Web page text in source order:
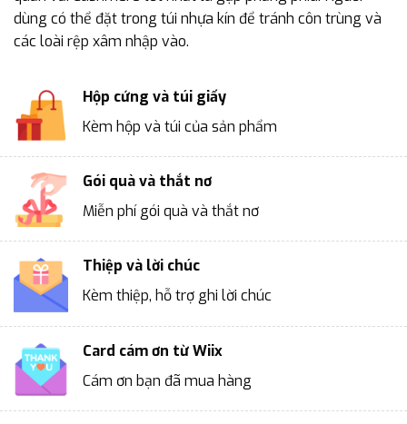
dùng có thể đặt trong túi nhựa kín để tránh côn trùng và
các loài rệp xâm nhập vào.
Hộp cứng và túi giấy
Kèm hộp và túi của sản phẩm
Gói quà và thắt nơ
Miễn phí gói quà và thắt nơ
Thiệp và lời chúc
Kèm thiệp, hỗ trợ ghi lời chúc
Card cám ơn từ Wiix
Cám ơn bạn đã mua hàng